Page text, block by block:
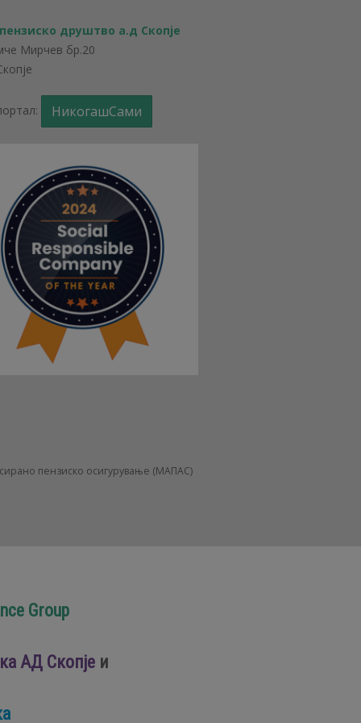
друштво а.д Скопје
Мирчев бр.20
НикогашСами
пензиско осигурување (МАПАС)
Group
АД Скопје и